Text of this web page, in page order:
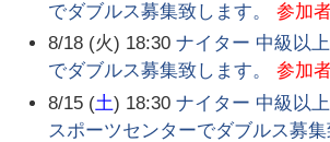
でダブルス募集致します。
参加
8/18 (火) 18:30 ナイター 中級以
でダブルス募集致します。
参加
8/15 (土) 18:30 ナイター 中級以
スポーツセンターでダブルス募集